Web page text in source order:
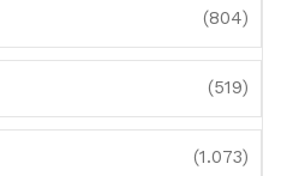
(804)
(519)
(1.073)